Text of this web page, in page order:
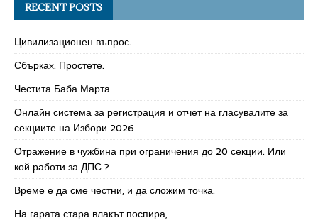
RECENT POSTS
Цивилизационен въпрос.
Сбърках. Простете.
Честита Баба Марта
Онлайн система за регистрация и отчет на гласувалите за
секциите на Избори 2026
Отражение в чужбина при ограничения до 20 секции. Или
кой работи за ДПС ?
Време е да сме честни, и да сложим точка.
На гарата стара влакът поспира,